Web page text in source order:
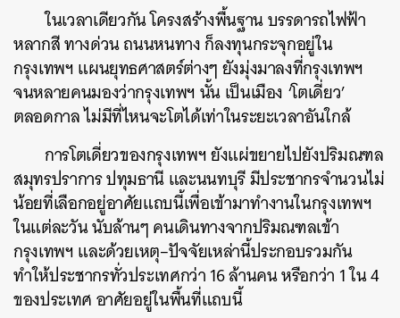
ในเวลาเดียวกัน โครงสร้างพื้นฐาน บรรดารถไฟฟ้า
หลากสี ทางด่วน ถนนหนทาง ก็ลงทุนกระจุกอยู่ใน
กรุงเทพฯ แผนยุทธศาสตร์ต่างๆ ยังมุ่งมาลงที่กรุงเทพฯ
จนหลายคนมองว่ากรุงเทพฯ นั้น เป็นเมือง ‘โตเดี่ยว’
ตลอดกาล ไม่มีที่ไหนจะโตได้เท่าในระยะเวลาอันใกล้
การโตเดี่ยวของกรุงเทพฯ ยังแผ่ขยายไปยังปริมณฑล
สมุทรปราการ ปทุมธานี และนนทบุรี มีประชากรจำนวนไม่
น้อยที่เลือกอยู่อาศัยแถบนี้เพื่อเข้ามาทำงานในกรุงเทพฯ
ในแต่ละวัน นับล้านๆ คนเดินทางจากปริมณฑลเข้า
กรุงเทพฯ และด้วยเหตุ–ปัจจัยเหล่านี้ประกอบรวมกัน
ทำให้ประชากรทั่วประเทศกว่า 16 ล้านคน หรือกว่า 1 ใน 4
ของประเทศ อาศัยอยู่ในพื้นที่แถบนี้